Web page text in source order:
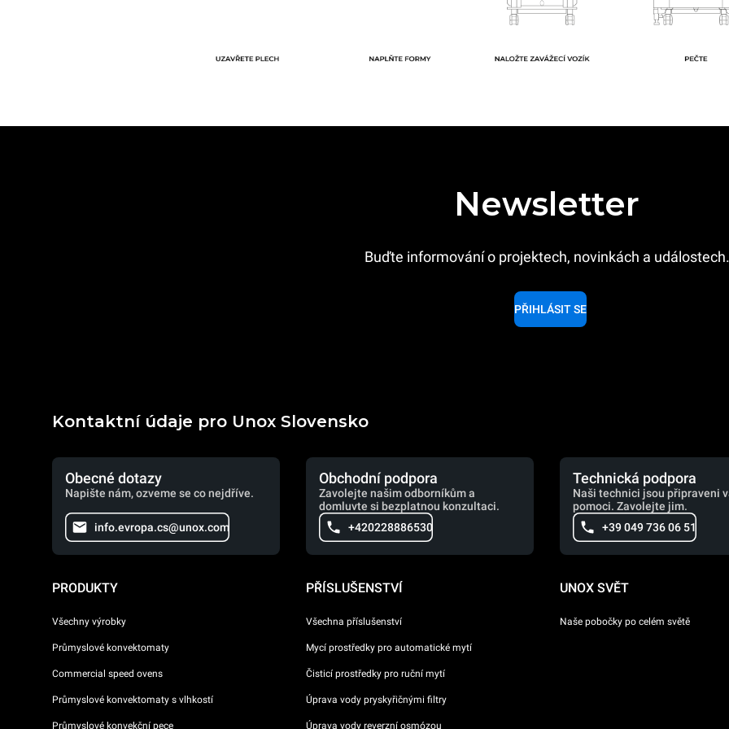
Newsletter
Buďte informování o projektech, novinkách a událostech.
PŘIHLÁSIT SE
Kontaktní údaje pro Unox Slovensko
Obecné dotazy
Napište nám, ozveme se co nejdříve.
info.evropa.cs@unox.com
Obchodní podpora
Zavolejte našim odborníkům a
domluvte si bezplatnou konzultaci.
+420228886530
Technická podpora
Naši technici jsou připraveni
pomoci. Zavolejte jim.
+39 049 736 06 51
PRODUKTY
Všechny výrobky
Průmyslové konvektomaty
Commercial speed ovens
Průmyslové konvektomaty s vlhkostí
Průmyslové konvekční pece
PŘÍSLUŠENSTVÍ
Všechna příslušenství
Mycí prostředky pro automatické mytí
Čisticí prostředky pro ruční mytí
Úprava vody pryskyřičnými filtry
Úprava vody reverzní osmózou
UNOX SVĚT
Naše pobočky po celém světě